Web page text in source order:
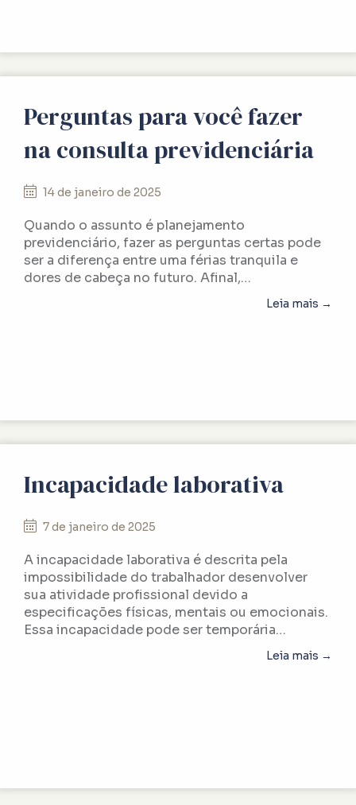
Perguntas para você fazer
na consulta previdenciária
14 de janeiro de 2025
Quando o assunto é planejamento
previdenciário, fazer as perguntas certas pode
ser a diferença entre uma férias tranquila e
dores de cabeça no futuro. Afinal,…
Leia mais →
Incapacidade laborativa
7 de janeiro de 2025
A incapacidade laborativa é descrita pela
impossibilidade do trabalhador desenvolver
sua atividade profissional devido a
especificações físicas, mentais ou emocionais.
Essa incapacidade pode ser temporária…
Leia mais →